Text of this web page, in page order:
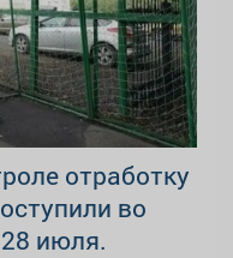
отработку
во
июля.